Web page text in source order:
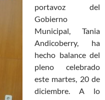
portavoz del
Gobierno
Municipal, Tania
Andicoberry, ha
hecho balance del
pleno celebrado
este martes, 20 de
diciembre. A lo